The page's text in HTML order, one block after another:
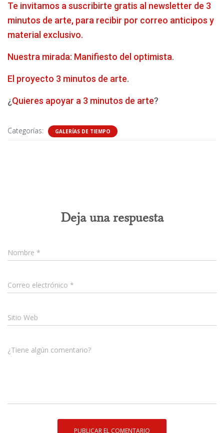
Te invitamos a suscribirte gratis al newsletter de 3
minutos de arte, para recibir por correo anticipos y
material exclusivo.
Nuestra mirada: Manifiesto del optimista.
El proyecto 3 minutos de arte.
¿Quieres apoyar a 3 minutos de arte?
Categorías: GALERÍAS DE TIEMPO
Deja una respuesta
Nombre *
Correo electrónico *
Sitio Web
¿Tiene algún comentario?